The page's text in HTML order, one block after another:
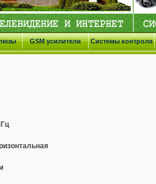
GSM усилители Системы контроля